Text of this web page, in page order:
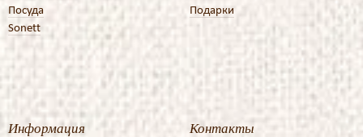
Посуда
Sonett
Подарки
Информация Контакты